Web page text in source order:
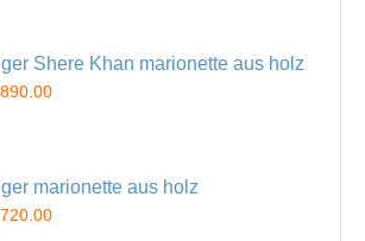
Shere Khan marionette aus holz
marionette aus holz